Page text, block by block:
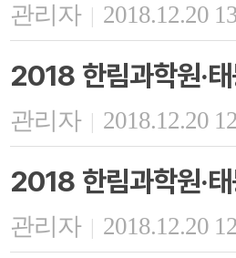
관리자 | 2018.12.20
2018 한림과학원·
관리자 | 2018.12.20
2018 한림과학원·
관리자 | 2018.12.20